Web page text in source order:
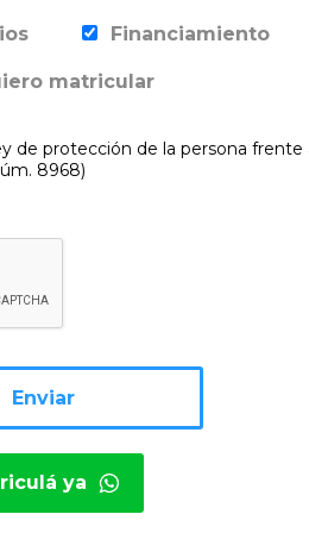
Financiamiento
matricular
de protección de la persona frente
8968)
ya